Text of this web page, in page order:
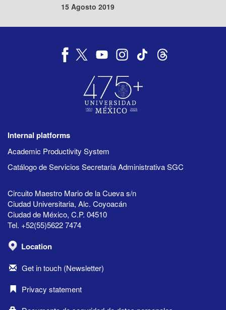
15 Agosto 2019
Internal platforms
Academic Productivity System
Catálogo de Servicios Secretaría Administrativa SGC
Circuito Maestro Mario de la Cueva s/n
Ciudad Universitaria, Alc. Coyoacán
Ciudad de México, C.P. 04510
Tel. +52(55)5622 7474
Location
Get in touch (Newsletter)
Privacy statement